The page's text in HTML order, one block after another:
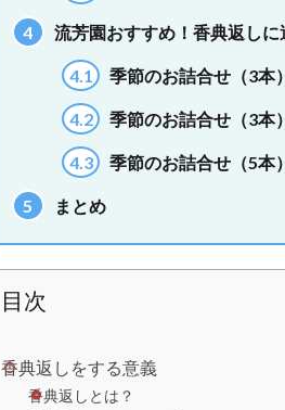
4 流芳園おすすめ！香典返しに
4.1 季節のお詰合せ（3本）
4.2 季節のお詰合せ（3本）
4.3 季節のお詰合せ（5本）
5 まとめ
目次
香典返しをする意義
香典返しとは？